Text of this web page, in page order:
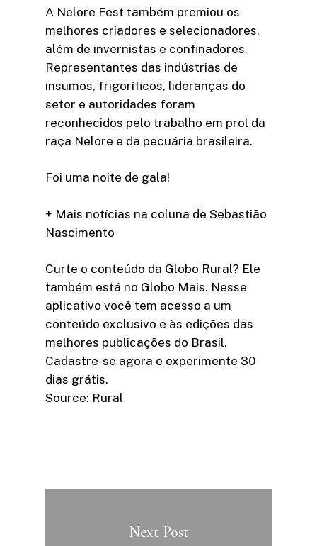
A Nelore Fest também premiou os
melhores criadores e selecionadores,
além de invernistas e confinadores.
Representantes das indústrias de
insumos, frigoríficos, lideranças do
setor e autoridades foram
reconhecidos pelo trabalho em prol da
raça Nelore e da pecuária brasileira.
Foi uma noite de gala!
+ Mais notícias na coluna de Sebastião
Nascimento
Curte o conteúdo da Globo Rural? Ele
também está no Globo Mais. Nesse
aplicativo você tem acesso a um
conteúdo exclusivo e às edições das
melhores publicações do Brasil.
Cadastre-se agora e experimente 30
dias grátis.
Source: Rural
Next Post